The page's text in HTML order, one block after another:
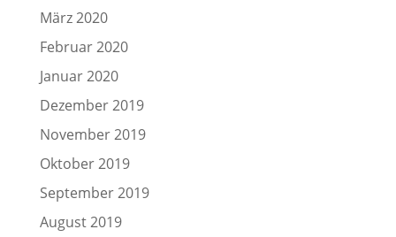
März 2020
Februar 2020
Januar 2020
Dezember 2019
November 2019
Oktober 2019
September 2019
August 2019